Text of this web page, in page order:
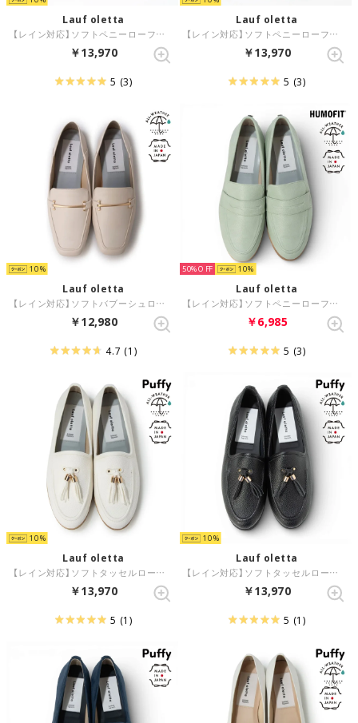
Lauf oletta
【レイン対応】ソフトペニーローファー ALL-WEATHER(LRH104A) （GRAY）
￥13,970
5 (3)
Lauf oletta
【レイン対応】ソフトペニーローファー ALL-WEATHER(LRH104A) （BLACK）
￥13,970
5 (3)
10
Lauf oletta
【レイン対応】ソフトバブーシュローファー ALL-WEATHER(LRH107) （IVORY）
￥12,980
4.7 (1)
50% 10
Lauf oletta
【レイン対応】ソフトペニーローファー(LRH104A) （MINT）
￥6,985
5 (3)
10
Lauf oletta
【レイン対応】ソフトタッセルローファー(LRP145) （WHITE）
￥13,970
5 (1)
10
Lauf oletta
【レイン対応】ソフトタッセルローファー(LRP145) （BLACK）
￥13,970
5 (1)